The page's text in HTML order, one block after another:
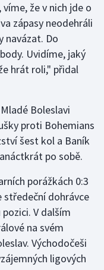
že v nich jde o
zápasy neodehráli
navázat. Do
Uvidíme, jaký
hrát roli," přidal
Boleslavi
proti Bohemians
šest kol a Baník
po sobě.
porážkách 0:3
středeční dohrávce
V dalším
na svém
Východočeši
ligových